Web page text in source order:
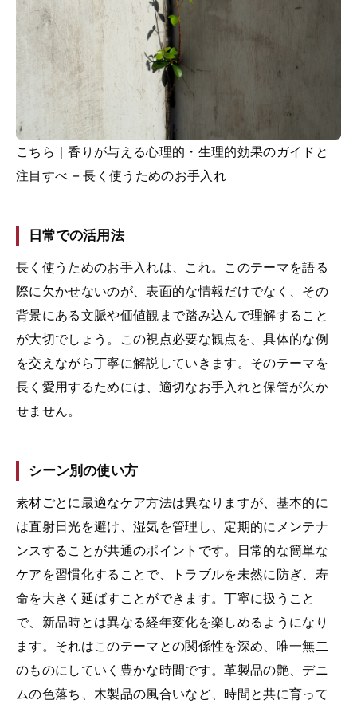
こちら｜香りが与える心理的・生理的効果のガイドと
注目すべ – 長く使うためのお手入れ
日常での活用法
長く使うためのお手入れは、これ。このテーマを語る
際に欠かせないのが、表面的な情報だけでなく、その
背景にある文脈や価値観まで踏み込んで理解すること
が大切でしょう。この視点必要な観点を、具体的な例
を交えながら丁寧に解説していきます。そのテーマを
長く愛用するためには、適切なお手入れと保管が欠か
せません。
シーン別の使い方
素材ごとに最適なケア方法は異なりますが、基本的に
は直射日光を避け、湿気を管理し、定期的にメンテナ
ンスすることが共通のポイントです。日常的な簡単な
ケアを習慣化することで、トラブルを未然に防ぎ、寿
命を大きく延ばすことができます。丁寧に扱うこと
で、新品時とは異なる経年変化を楽しめるようになり
ます。それはこのテーマとの関係性を深め、唯一無二
のものにしていく豊かな時間です。革製品の艶、デニ
ムの色落ち、木製品の風合いなど、時間と共に育って